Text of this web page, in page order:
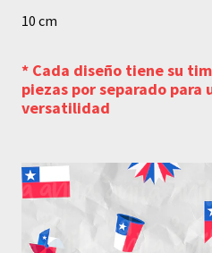
10 cm
* Cada diseño tiene su
piezas por separado para
versatilidad